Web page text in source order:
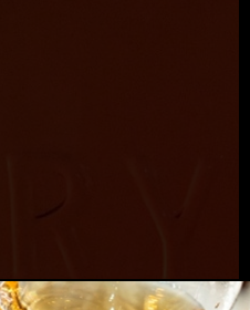
bir çavdar viskisini